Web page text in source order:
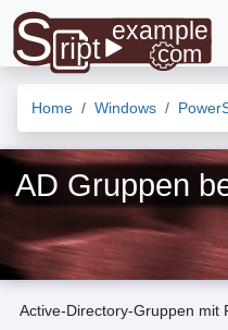
Home Windows
AD Gruppen
Active-Directory-Gruppen mit